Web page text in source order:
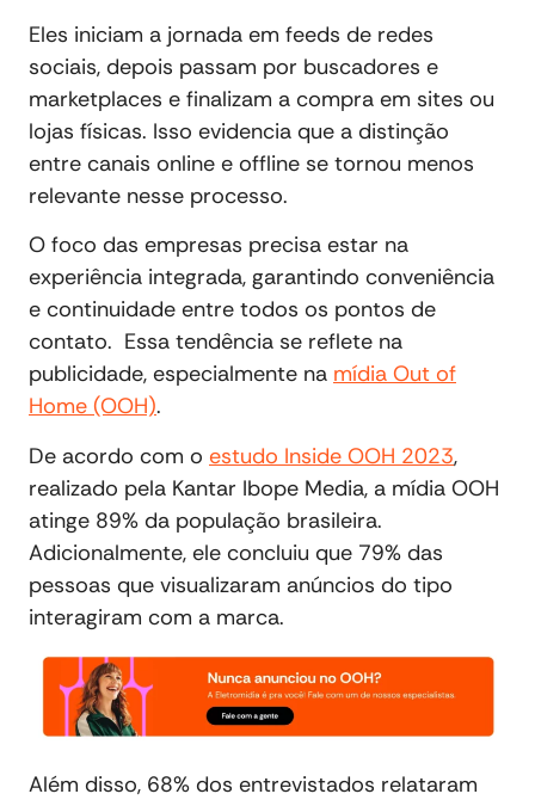
Eles iniciam a jornada em feeds de redes
sociais, depois passam por buscadores e
marketplaces e finalizam a compra em sites ou
lojas físicas. Isso evidencia que a distinção
entre canais online e offline se tornou menos
relevante nesse processo.
O foco das empresas precisa estar na
experiência integrada, garantindo conveniência
e continuidade entre todos os pontos de
contato. Essa tendência se reflete na
publicidade, especialmente na mídia Out of
Home (OOH).
De acordo com o estudo Inside OOH 2023,
realizado pela Kantar Ibope Media, a mídia OOH
atinge 89% da população brasileira.
Adicionalmente, ele concluiu que 79% das
pessoas que visualizaram anúncios do tipo
interagiram com a marca.
Além disso, 68% dos entrevistados relataram